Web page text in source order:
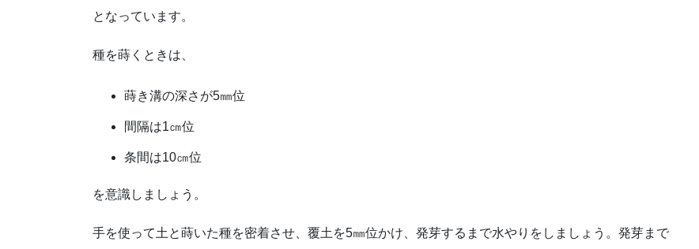
となっています。
種を蒔くときは、
蒔き溝の深さが5㎜位
間隔は1㎝位
条間は10㎝位
を意識しましょう。
手を使って土と蒔いた種を密着させ、覆土を5㎜位かけ、発芽するまで水やりをしましょう。発芽まで